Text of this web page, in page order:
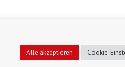
Alle akzeptieren Cookie-